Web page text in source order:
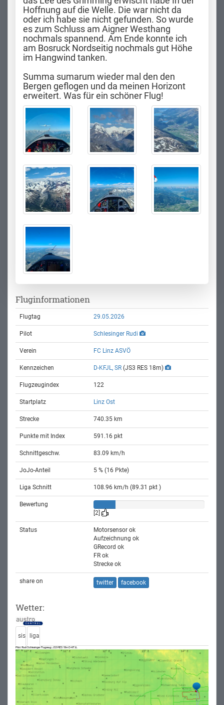
Hoffnung auf die Welle. Die war nicht da
oder ich habe sie nicht gefunden. So wurde
es zum Schluss am Aigner Westhang
nochmals spannend. Am Ende konnte ich
am Bosruck Nordseitig nochmals gut Höhe
im Hangwind tanken.
Summa sumarum wieder mal den den
Bergen geflogen und da meinen Horizont
erweitert. Was für ein schöner Flug!
Fluginformationen
Flugtag 29.05.2026
Pilot Schlesinger Rudi
Verein FC Linz ASVÖ
Kennzeichen D-KFJL, SR (JS3 RES 18m)
Flugzeugindex 122
Startplatz Linz Ost
Strecke 740.35 km
Punkte mit Index 591.16 pkt
Schnittgeschw. 83.09 km/h
JoJo-Anteil 5 % (16 Pkte)
Liga Schnitt 108.96 km/h (89.31 pkt )
Bewertung
[2]
Status
Motorsensor ok
Aufzeichnung ok
GRecord ok
FR ok
Strecke ok
share on twitter facebook
Wetter:
sis liga